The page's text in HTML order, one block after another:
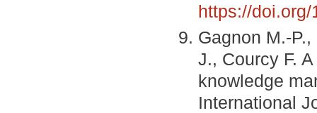
https://
Gagnon M.-
J., Courcy F.
knowledge
International